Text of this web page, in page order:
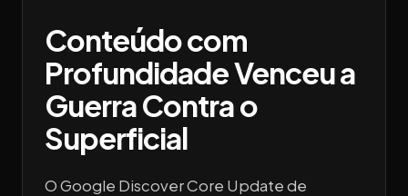
Conteúdo com
Profundidade Venceu a
Guerra Contra o
Superficial
O Google Discover Core Update de